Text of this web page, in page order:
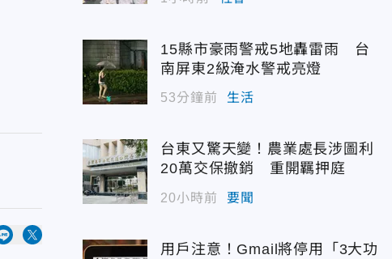
15縣市豪雨警戒5地轟雷雨 台
南屏東2級淹水警戒亮燈
53分鐘前 生活
台東又驚天變！農業處長涉圖利
20萬交保撤銷 重開羈押庭
20小時前 要聞
用戶注意！Gmail將停用「3大功